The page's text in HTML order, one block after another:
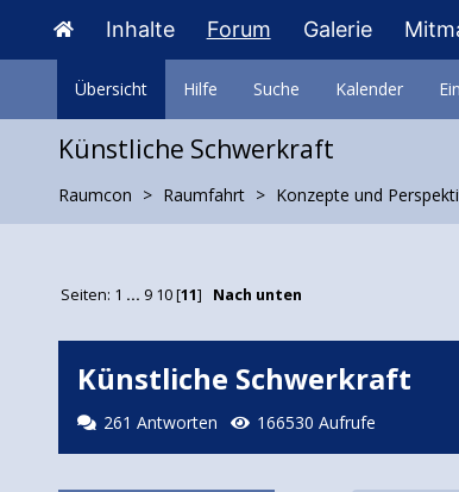
Inhalte Forum Galerie
Übersicht Hilfe Suche Kalender
Künstliche Schwerkraft
Raumcon Raumfahrt Konzepte und
Seiten: 1 ... 9 10[11] Nach unten
Künstliche Schwerkraft
261 Antworten 166530 Aufrufe